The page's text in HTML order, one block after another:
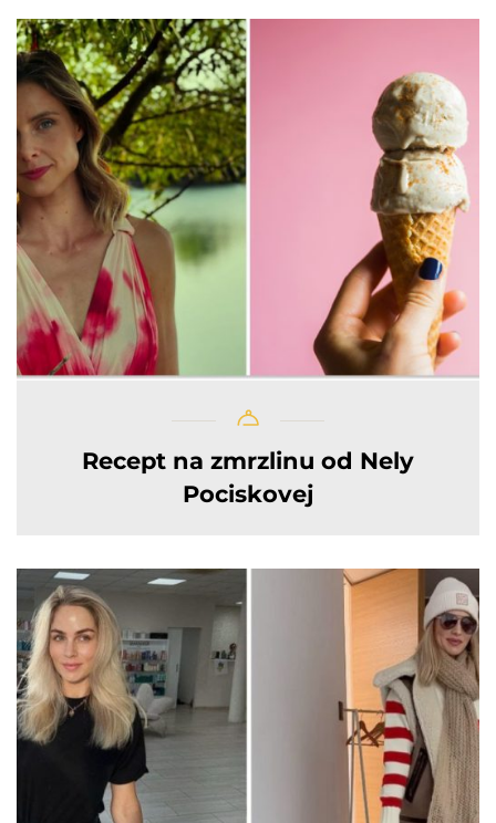
Recept na zmrzlinu od Nely
Pociskovej